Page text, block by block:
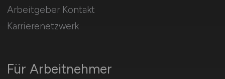
Für Arbeitnehmer
Arbeitgeber Kontakt
Karrierenetzwerk